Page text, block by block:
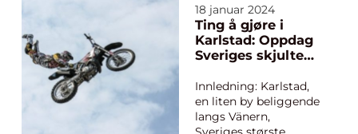
spennende
opplevelser for
reisende. Fra
historiske
utendørsaktiviteter
og pulserende
natteliv, har Budapest
noe å tilby f...
18 januar 2024
Ting å gjøre i
Karlstad: Oppdag
Sveriges skjulte
Innledning: Karlstad,
en liten by beliggende
langs Vänern,